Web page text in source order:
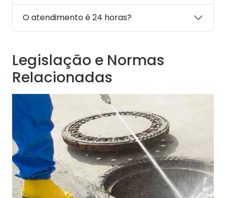
O atendimento é 24 horas?
Legislação e Normas
Relacionadas